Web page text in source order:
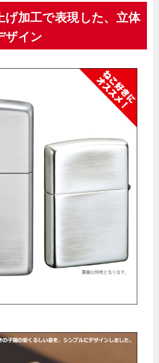
げ加工で表現した、立体
ザイン